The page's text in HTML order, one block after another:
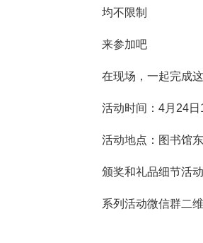
均不限制
来参加吧
在现场，一起完成
活动时间：4月24日
活动地点：图书馆
颁奖和礼品细节活
系列活动微信群二